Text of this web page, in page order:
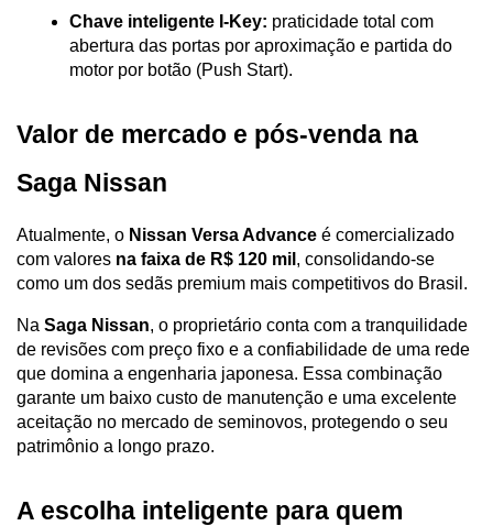
Chave inteligente I-Key: praticidade total com
abertura das portas por aproximação e partida do
motor por botão (Push Start).
Valor de mercado e pós-venda na
Saga Nissan
Atualmente, o Nissan Versa Advance é comercializado
com valores na faixa de R$ 120 mil , consolidando-se
como um dos sedãs premium mais competitivos do Brasil.
Na Saga Nissan, o proprietário conta com a tranquilidade
de revisões com preço fixo e a confiabilidade de uma rede
que domina a engenharia japonesa. Essa combinação
garante um baixo custo de manutenção e uma excelente
aceitação no mercado de seminovos, protegendo o seu
patrimônio a longo prazo.
A escolha inteligente para quem